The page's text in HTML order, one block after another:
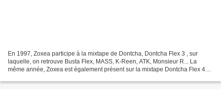
En 1997, Zoxea participe à la mixtape de Dontcha, Dontcha Flex 3 , sur
laquelle, on retrouve Busta Flex, MASS, K-Reen, ATK, Monsieur R... La
même année, Zoxea est également présent sur la mixtape Dontcha Flex 4